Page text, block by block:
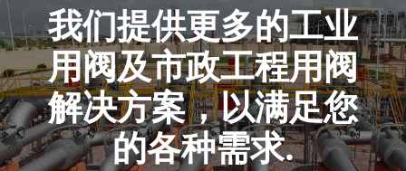
我们提供更多的工业
用阀及市政工程用阀
解决方案，以满足您
的各种需求.